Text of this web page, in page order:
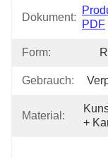
Dokument:
PDF
Form:
Gebrauch:
Material:
+